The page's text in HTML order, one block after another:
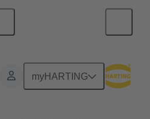
myHARTING